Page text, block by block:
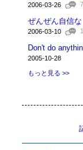
2006-03-26 7
ぜんぜん自信
2006-03-10
Don't do
2005-10-28
もっと見る >>